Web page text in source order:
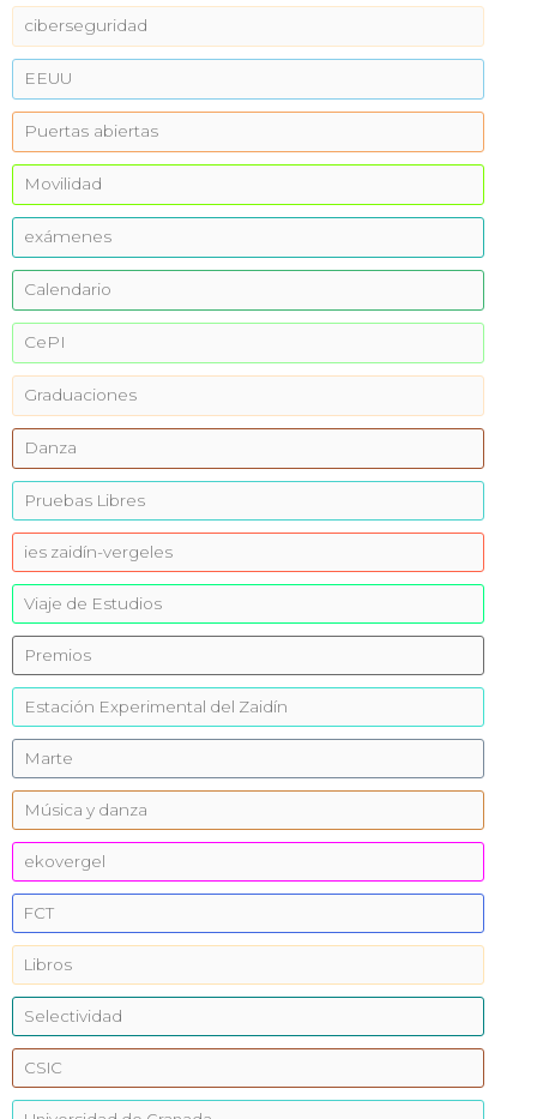
ciberseguridad
EEUU
Puertas abiertas
Movilidad
exámenes
Calendario
CePI
Graduaciones
Danza
Pruebas Libres
ies zaidín-vergeles
Viaje de Estudios
Premios
Estación Experimental del Zaidín
Marte
Música y danza
ekovergel
FCT
Libros
Selectividad
CSIC